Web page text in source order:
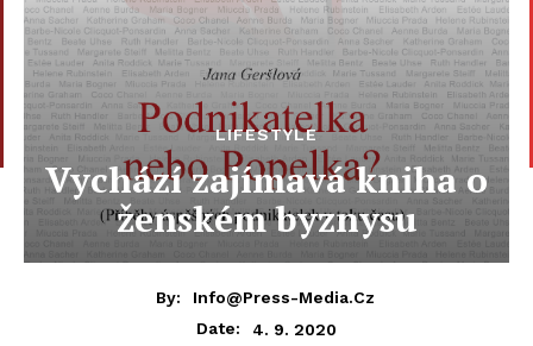
LIFESTYLE
Vychází zajímavá kniha o
ženském byznysu
By:
Info@press-Media.cz
Date:
4. 9. 2020